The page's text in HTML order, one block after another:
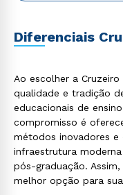
Diferenciais
Ao escolher a
qualidade e tradição
educacionais de
compromisso é
métodos inovadores e
infraestrutura
pós-graduação.
melhor opção para
Rápido e
WhatsApp